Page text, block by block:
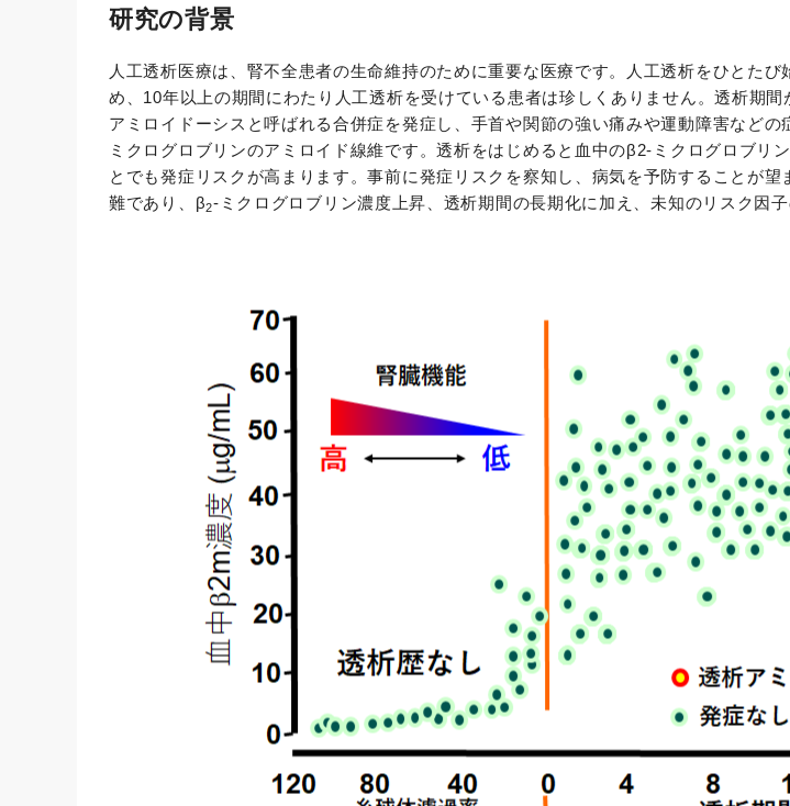
研究の背景
人工透析医療は、腎不全患者の生命維持のために重要な医療です。人工透析をひとた
め、10年以上の期間にわたり人工透析を受けている患者は珍しくありません。透析期
アミロイドーシスと呼ばれる合併症を発症し、手首や関節の強い痛みや運動障害など
ミクログロブリンのアミロイド線維です。透析をはじめると血中のβ2-ミクログロブリ
とでも発症リスクが高まります。事前に発症リスクを察知し、病気を予防することが
難であり、β2-ミクログロブリン濃度上昇、透析期間の長期化に加え、未知のリスク因